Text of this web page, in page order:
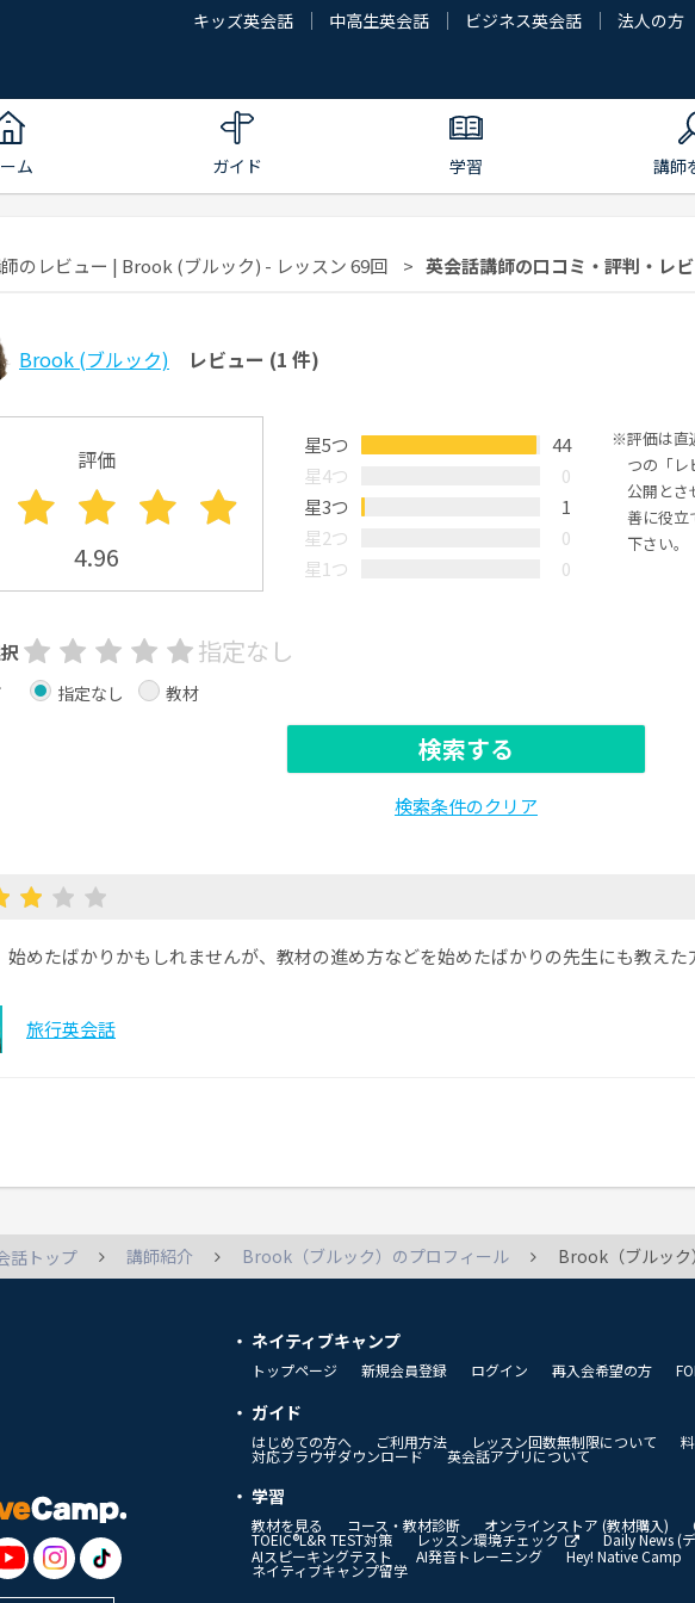
キッズ英会話 中高生英会話 ビジネス英会話 法人の方
ム ガイド 学習 講師
のレビュー | Brook (ブルック) - レッスン 69回 英会話講師の口コミ・評判・レ
Brook (ブルック) レビュー (1 件)
評価
4.96
星5つ
44
星4つ
0
星3つ
1
星2つ
0
星1つ
0
評価は直
つの「レ
公開とさ
善に役立
下さい。
指定なし
指定なし 教材
検索する
検索条件のクリア
始めたばかりかもしれませんが、教材の進め方などを始めたばかりの先生にも教えた
旅行英会話
話トップ 講師紹介 Brook（ブルック）のプロフィール Brook（ブルック
ネイティブキャンプ
トップページ 新規会員登録 ログイン 再入会希望の方
ガイド
はじめての方へ ご利用方法 レッスン回数無制限について
対応ブラウザダウンロード 英会話アプリについて
学習
教材を見る コース・教材診断 オンラインストア (教材購入)
TOEIC®L&R TEST対策 レッスン環境チェック Daily News (
AIスピーキングテスト
AI発音トレーニング Hey! Native Camp
ネイティブキャンプ留学